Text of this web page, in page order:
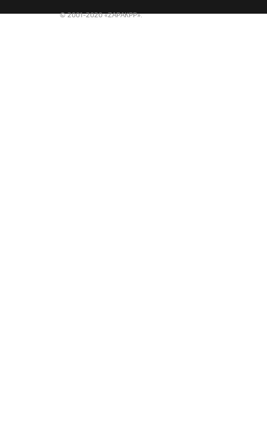
© 2001-2020 «ZAPAKPP».